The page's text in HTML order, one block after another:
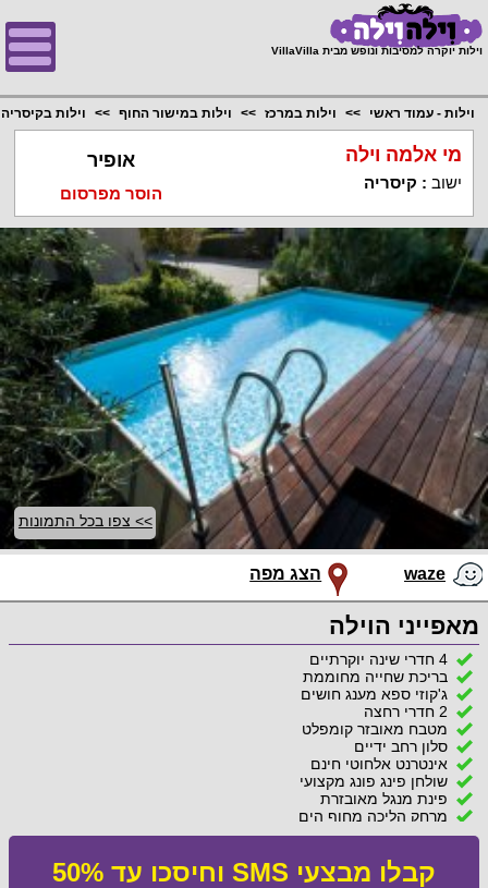
וילות יוקרה למסיבות ונופש מבית VillaVilla
וילות - עמוד ראשי וילות במרכז וילות במישור החוף וילות בקיסריה
מי אלמה וילה
ישוב : קיסריה
אופיר
הוסר מפרסום
>> צפו בכל התמונות
waze הצג מפה
מאפייני הוילה
4 חדרי שינה יוקרתיים
בריכת שחייה מחוממת
ג'קוזי ספא מענג חושים
2 חדרי רחצה
מטבח מאובזר קומפלט
סלון רחב ידיים
אינטרנט אלחוטי חינם
שולחן פינג פונג מקצועי
פינת מנגל מאובזרת
מרחק הליכה מחוף הים
קבלו מבצעי SMS וחיסכו עד 50%